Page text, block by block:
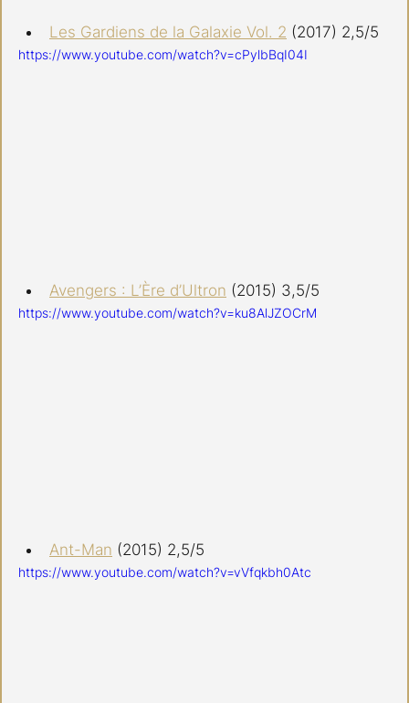
Les Gardiens de la Galaxie Vol. 2 (2017) 2,5/5
https://www.youtube.com/watch?v=cPylbBqI04I
Avengers : L’Ère d’Ultron (2015) 3,5/5
https://www.youtube.com/watch?v=ku8AlJZOCrM
Ant-Man (2015) 2,5/5
https://www.youtube.com/watch?v=vVfqkbh0Atc